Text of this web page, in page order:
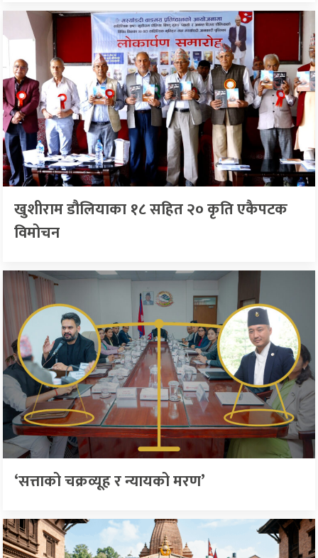
खुशीराम डौलियाका १८ सहित २० कृति एकैपटक
विमोचन
‘सत्ताको चक्रव्यूह र न्यायको मरण’